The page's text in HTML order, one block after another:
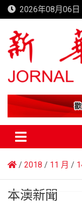
Skip
to
content
2026年08月06日
新華澳報
2018 11 月
本澳新聞